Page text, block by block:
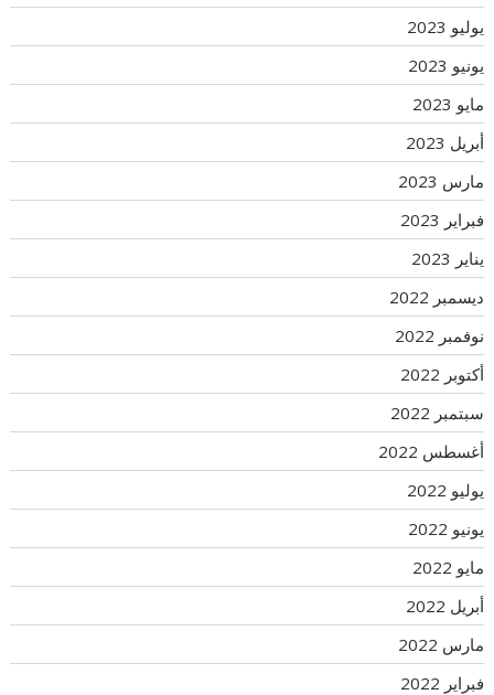
يوليو 2023
يونيو 2023
مايو 2023
أبريل 2023
مارس 2023
فبراير 2023
يناير 2023
ديسمبر 2022
نوفمبر 2022
أكتوبر 2022
سبتمبر 2022
أغسطس 2022
يوليو 2022
يونيو 2022
مايو 2022
أبريل 2022
مارس 2022
فبراير 2022